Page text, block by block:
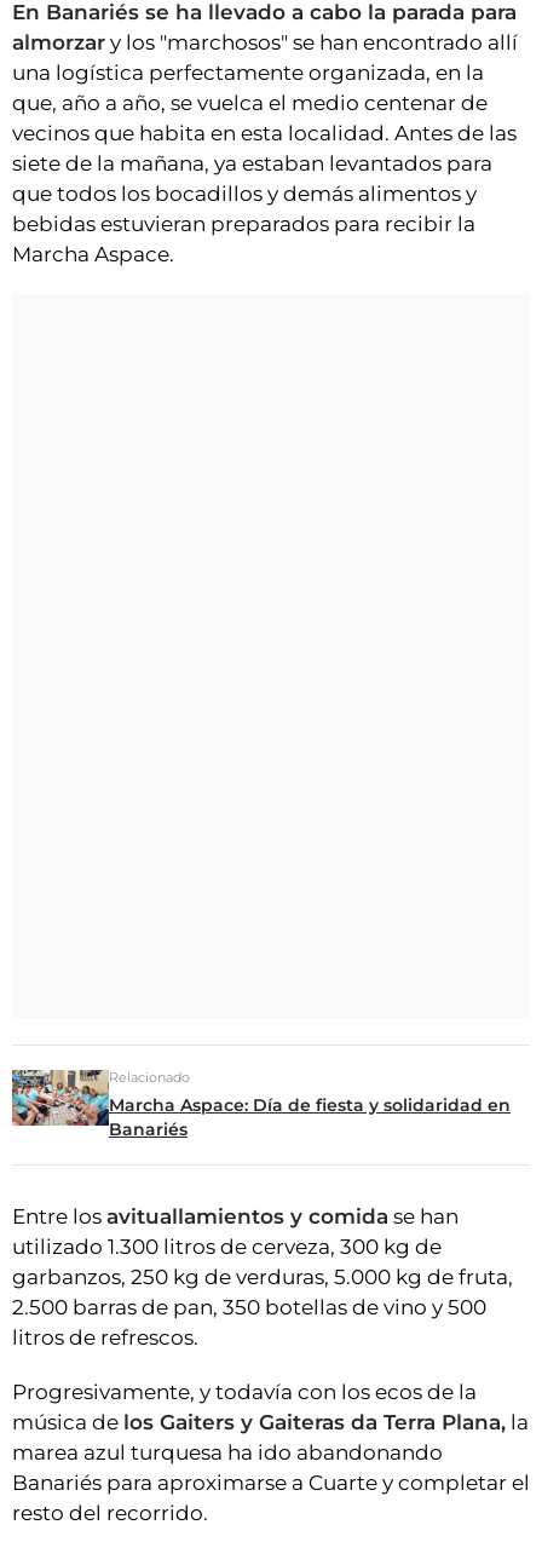
En Banariés se ha llevado a cabo la parada para
almorzar y los "marchosos" se han encontrado allí
una logística perfectamente organizada, en la
que, año a año, se vuelca el medio centenar de
vecinos que habita en esta localidad. Antes de las
siete de la mañana, ya estaban levantados para
que todos los bocadillos y demás alimentos y
bebidas estuvieran preparados para recibir la
Marcha Aspace.
Relacionado
Marcha Aspace: Día de fiesta y solidaridad en
Banariés
Entre los avituallamientos y comida se han
utilizado 1.300 litros de cerveza, 300 kg de
garbanzos, 250 kg de verduras, 5.000 kg de fruta,
2.500 barras de pan, 350 botellas de vino y 500
litros de refrescos.
Progresivamente, y todavía con los ecos de la
música de los Gaiters y Gaiteras da Terra Plana, la
marea azul turquesa ha ido abandonando
Banariés para aproximarse a Cuarte y completar el
resto del recorrido.